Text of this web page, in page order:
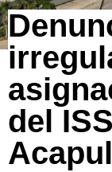
del